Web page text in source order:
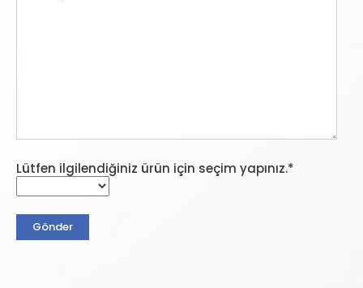
Lütfen ilgilendiğiniz ürün için seçim yapınız.*